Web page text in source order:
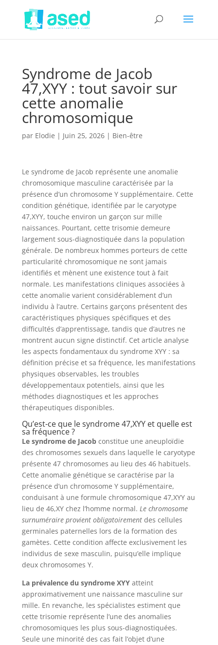
Syndrome de Jacob
47,XYY : tout savoir sur
cette anomalie
chromosomique
par Elodie | Juin 25, 2026| Bien-être
Le syndrome de Jacob représente une anomalie
chromosomique masculine caractérisée par la
présence d’un chromosome Y supplémentaire. Cette
condition génétique, identifiée par le caryotype
47,XYY, touche environ un garçon sur mille
naissances. Pourtant, cette trisomie demeure
largement sous-diagnostiquée dans la population
générale. De nombreux hommes porteurs de cette
particularité chromosomique ne sont jamais
identifiés et mènent une existence tout à fait
normale. Les manifestations cliniques associées à
cette anomalie varient considérablement d’un
individu à l’autre. Certains garçons présentent des
caractéristiques physiques spécifiques et des
difficultés d’apprentissage, tandis que d’autres ne
montrent aucun signe distinctif. Cet article analyse
les aspects fondamentaux du syndrome XYY : sa
définition précise et sa fréquence, les manifestations
physiques observables, les troubles
développementaux potentiels, ainsi que les
méthodes diagnostiques et les approches
thérapeutiques disponibles.
Qu’est-ce que le syndrome 47,XYY et quelle est
sa fréquence ?
Le syndrome de Jacobconstitue une aneuploïdie
des chromosomes sexuels dans laquelle le caryotype
présente 47 chromosomes au lieu des 46 habituels.
Cette anomalie génétique se caractérise par la
présence d’un chromosome Y supplémentaire,
conduisant à une formule chromosomique 47,XYY au
lieu de 46,XY chez l’homme normal. Le chromosome
surnuméraire provient obligatoirementdes cellules
germinales paternelles lors de la formation des
gamètes. Cette condition affecte exclusivement les
individus de sexe masculin, puisqu’elle implique
deux chromosomes Y.
La prévalence du syndrome XYYatteint
approximativement une naissance masculine sur
mille. En revanche, les spécialistes estiment que
cette trisomie représente l’une des anomalies
chromosomiques les plus sous-diagnostiquées.
Seule une minorité des cas fait l’objet d’une